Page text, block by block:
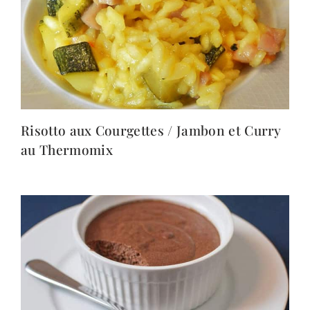
Risotto aux Courgettes / Jambon et Curry
au Thermomix